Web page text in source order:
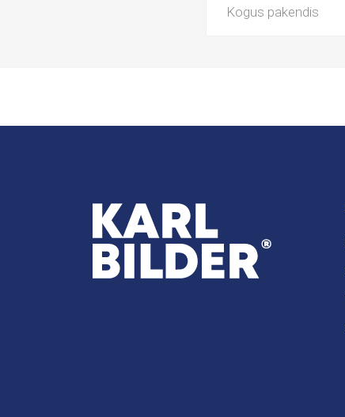
Kogus pakendis